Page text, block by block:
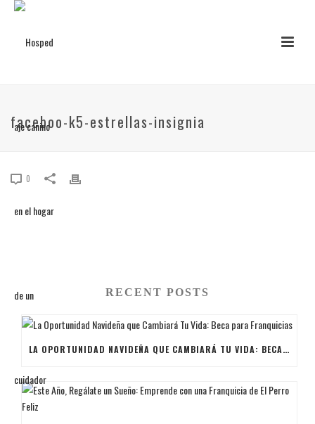
faceboo-k5-estrellas-insignia
0
RECENT POSTS
LA OPORTUNIDAD NAVIDEÑA QUE CAMBIARÁ TU VIDA: BECA PARA FRANQUICIAS